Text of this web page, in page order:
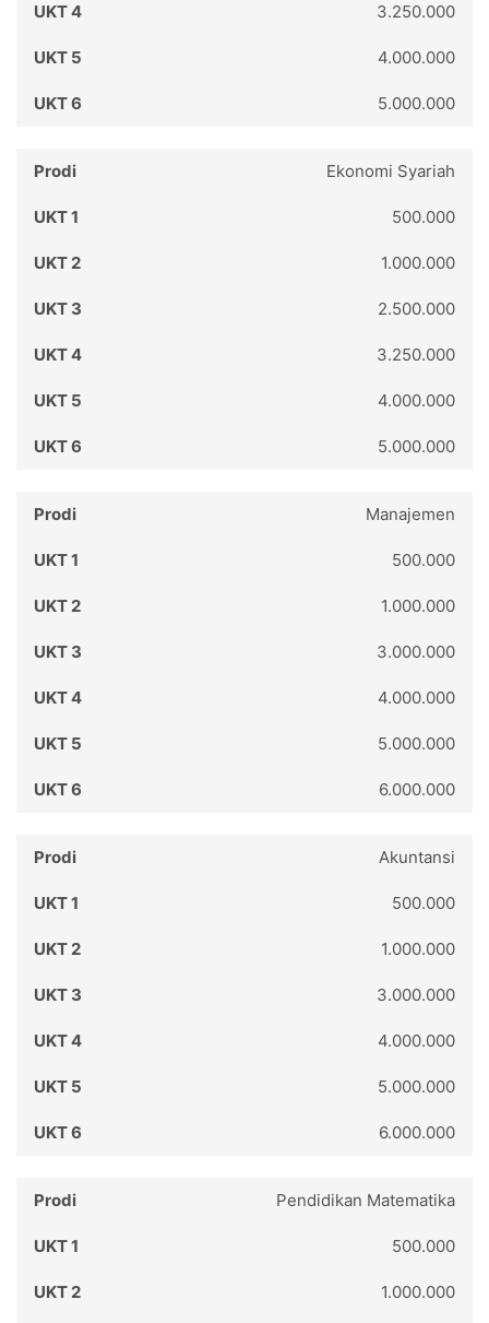
3.250.000
4.000.000
5.000.000
Ekonomi Syariah
500.000
1.000.000
2.500.000
3.250.000
4.000.000
5.000.000
Manajemen
500.000
1.000.000
3.000.000
4.000.000
5.000.000
6.000.000
Akuntansi
500.000
1.000.000
3.000.000
4.000.000
5.000.000
6.000.000
Pendidikan Matematika
500.000
1.000.000